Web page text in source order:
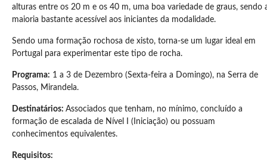
alturas entre os 20 m e os 40 m, uma boa variedade de graus, sendo
maioria bastante acessível aos iniciantes da modalidade.
Sendo uma formação rochosa de xisto, torna-se um lugar ideal em
Portugal para experimentar este tipo de rocha.
Programa: 1 a 3 de Dezembro (Sexta-feira a Domingo), na Serra de
Passos, Mirandela.
Destinatários: Associados que tenham, no mínimo, concluído a
formação de escalada de Nível I (Iniciação) ou possuam
conhecimentos equivalentes.
Requisitos: